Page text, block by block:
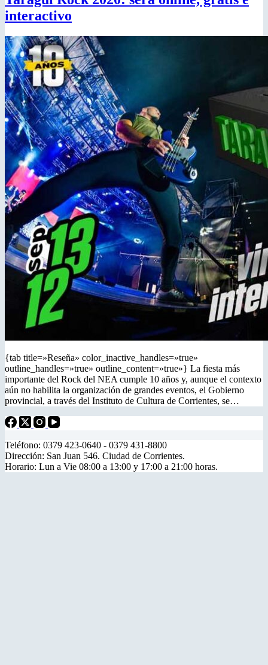
interactivo
{tab title=»Reseña» color_inactive_handles=»true»
outline_handles=»true» outline_content=»true»} La fiesta más
importante del Rock del NEA cumple 10 años y, aunque el contexto
aún no habilita la organización de grandes eventos, el Gobierno
provincial, a través del Instituto de Cultura de Corrientes, se…
Teléfono: 0379 423-0640 - 0379 431-8800
Dirección: San Juan 546. Ciudad de Corrientes.
Horario: Lun a Vie 08:00 a 13:00 y 17:00 a 21:00 horas.